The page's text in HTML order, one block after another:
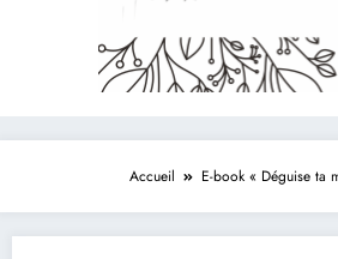
Accueil E-book « Déguise ta